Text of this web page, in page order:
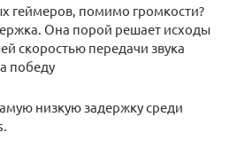
геймеров, помимо громкости?
Она порой решает исходы
скоростью передачи звука
победу
низкую задержку среди